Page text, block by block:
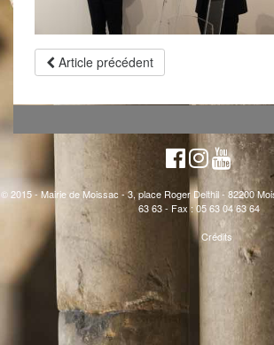
Article précédent
© 2015 - Mairie de Moissac - 3, place Roger Delthil - 82200
63 63 - Fax : 05 63 04 63 64
Crédits